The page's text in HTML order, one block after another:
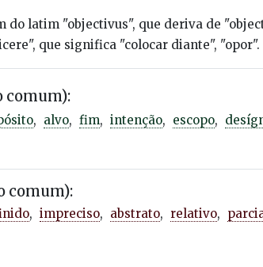
do latim "objectivus", que deriva de
que significa "colocar diante", "opor".
comum):
, alvo, fim, intenção, escopo,
comum):
, impreciso, abstrato, relativo,